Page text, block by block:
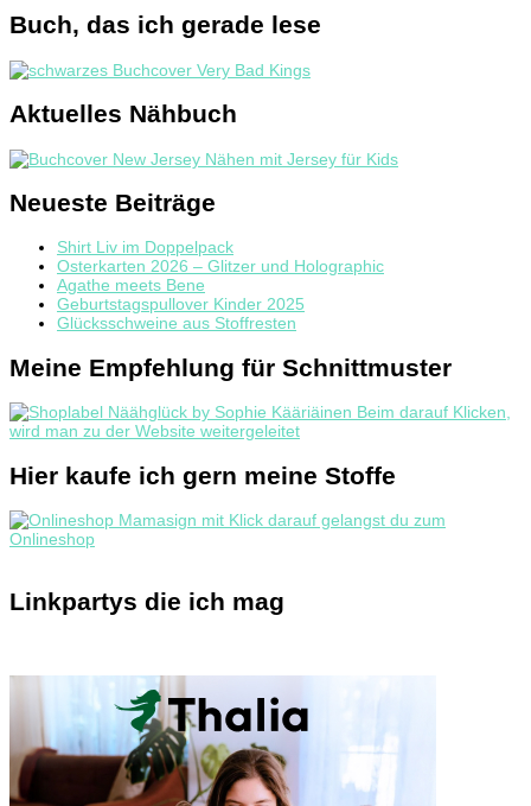
Buch, das ich gerade lese
Aktuelles Nähbuch
Neueste Beiträge
Shirt Liv im Doppelpack
Osterkarten 2026 – Glitzer und Holographic
Agathe meets Bene
Geburtstagspullover Kinder 2025
Glücksschweine aus Stoffresten
Meine Empfehlung für Schnittmuster
Hier kaufe ich gern meine Stoffe
Linkpartys die ich mag